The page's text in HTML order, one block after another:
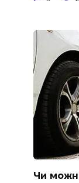
Чи